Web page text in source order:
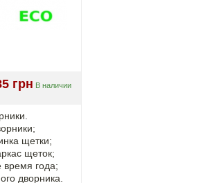
грн В наличии
щетки;
щеток;
время года;
дворника.